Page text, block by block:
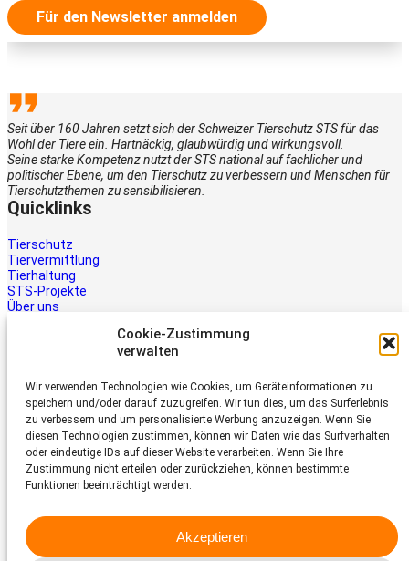
Cookie-Zustimmung
verwalten
Wir verwenden Technologien wie Cookies, um Geräteinformationen zu
speichern und/oder darauf zuzugreifen. Wir tun dies, um das Surferlebnis
zu verbessern und um personalisierte Werbung anzuzeigen. Wenn Sie
diesen Technologien zustimmen, können wir Daten wie das Surfverhalten
oder eindeutige IDs auf dieser Website verarbeiten. Wenn Sie Ihre
Zustimmung nicht erteilen oder zurückziehen, können bestimmte
Funktionen beeinträchtigt werden.
Akzeptieren
Für den Newsletter anmelden
Seit über 160 Jahren setzt sich der Schweizer Tierschutz STS für das
Wohl der Tiere ein. Hartnäckig, glaubwürdig und wirkungsvoll.
Seine starke Kompetenz nutzt der STS national auf fachlicher und
politischer Ebene, um den Tierschutz zu verbessern und Menschen für
Tierschutzthemen zu sensibilisieren.
Quicklinks
Tierschutz
Tiervermittlung
Tierhaltung
STS-Projekte
Über uns
Tiere brauchen Hilfe – auch Ihre.
Unterstützen Sie die Arbeit des
Schweizer Tierschutz STS.
Jetzt spenden
Schweizer Tierschutz STS
CH-4053 Basel